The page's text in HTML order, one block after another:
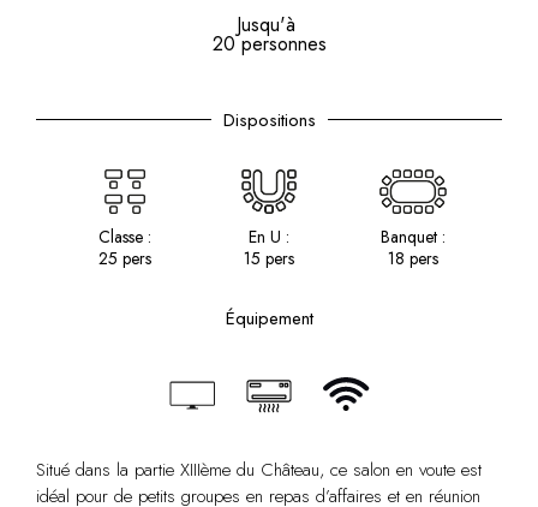
Jusqu'à
20 personnes
Dispositions
Classe :
25 pers
En U :
15 pers
Banquet :
18 pers
Équipement
Situé dans la partie XIIIème du Château, ce salon en voute est
idéal pour de petits groupes en repas d’affaires et en réunion